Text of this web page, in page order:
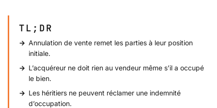
TL;DR
Annulation de vente remet les parties à leur position
initiale.
L’acquéreur ne doit rien au vendeur même s’il a occupé
le bien.
Les héritiers ne peuvent réclamer une indemnité
d’occupation.